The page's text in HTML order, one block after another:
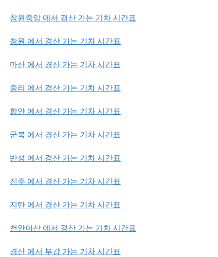
창원중앙 에서 경산 가는 기차 시간표
창원 에서 경산 가는 기차 시간표
마산 에서 경산 가는 기차 시간표
중리 에서 경산 가는 기차 시간표
함안 에서 경산 가는 기차 시간표
군북 에서 경산 가는 기차 시간표
반성 에서 경산 가는 기차 시간표
진주 에서 경산 가는 기차 시간표
지탄 에서 경산 가는 기차 시간표
천안아산 에서 경산 가는 기차 시간표
경산 에서 부강 가는 기차 시간표